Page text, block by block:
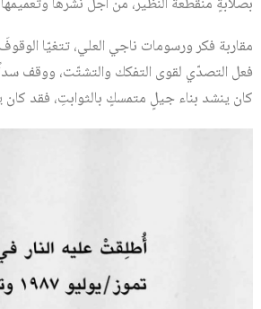
مقاربة فكر ورسومات ناجي العلي، تتغيّا
فعل التصدّي لقوى التفكك والتشتّت، ووقف سداً
كان ينشد بناء جيلٍ متمسكٍ بالثوابتِ، فقد كان